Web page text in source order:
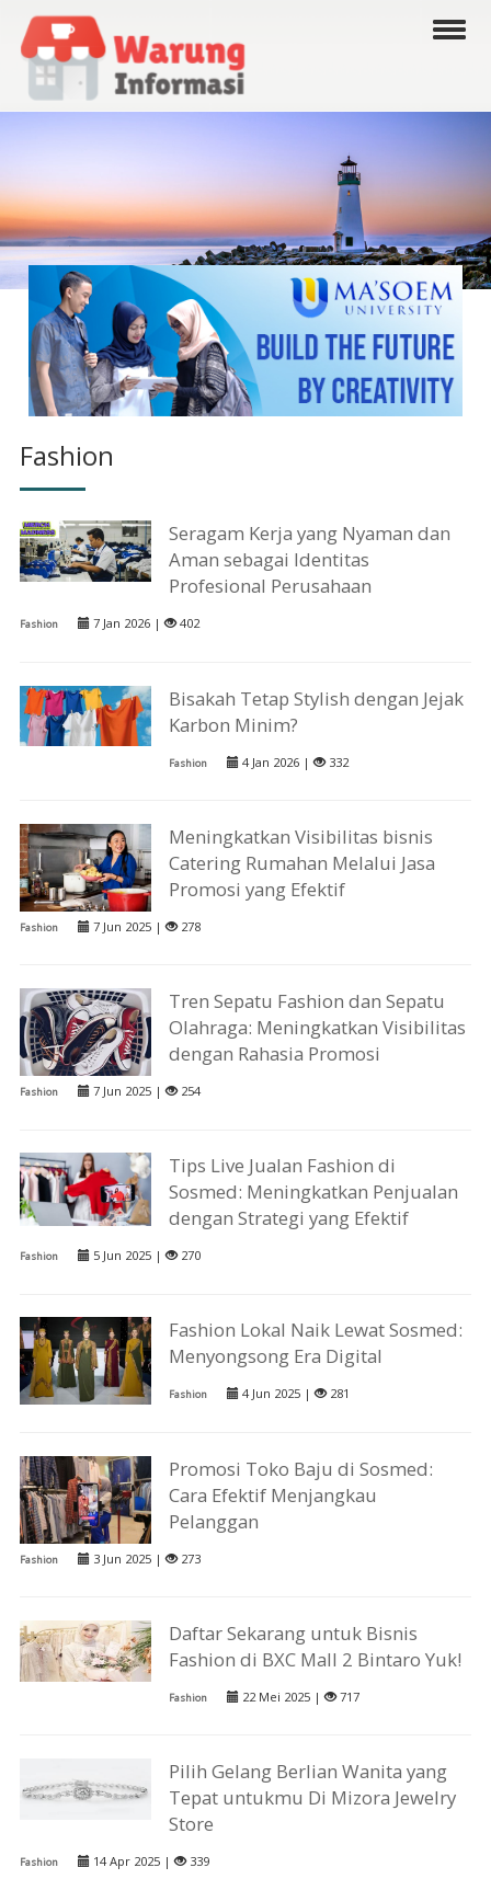
Fashion
Seragam Kerja yang Nyaman dan
Aman sebagai Identitas
Profesional Perusahaan
Fashion 7 Jan 2026 | 402
Bisakah Tetap Stylish dengan Jejak
Karbon Minim?
Fashion 4 Jan 2026 | 332
Meningkatkan Visibilitas bisnis
Catering Rumahan Melalui Jasa
Promosi yang Efektif
Fashion 7 Jun 2025 | 278
Tren Sepatu Fashion dan Sepatu
Olahraga: Meningkatkan Visibilitas
dengan Rahasia Promosi
Fashion 7 Jun 2025 | 254
Tips Live Jualan Fashion di
Sosmed: Meningkatkan Penjualan
dengan Strategi yang Efektif
Fashion 5 Jun 2025 | 270
Fashion Lokal Naik Lewat Sosmed:
Menyongsong Era Digital
Fashion 4 Jun 2025 | 281
Promosi Toko Baju di Sosmed:
Cara Efektif Menjangkau
Pelanggan
Fashion 3 Jun 2025 | 273
Daftar Sekarang untuk Bisnis
Fashion di BXC Mall 2 Bintaro Yuk!
Fashion 22 Mei 2025 | 717
Pilih Gelang Berlian Wanita yang
Tepat untukmu Di Mizora Jewelry
Store
Fashion 14 Apr 2025 | 339